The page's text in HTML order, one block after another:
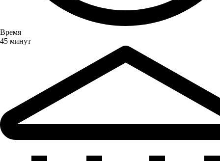
Время
45 минут